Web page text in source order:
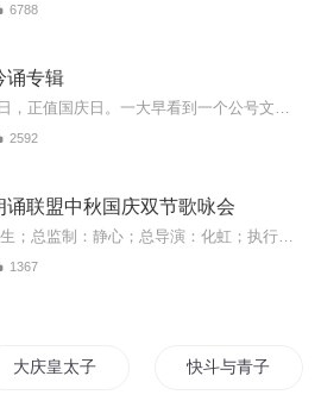
6788
诵专辑
2592
诵联盟中秋国庆双节歌咏会
1367
大庆皇太子 快斗与青子的情